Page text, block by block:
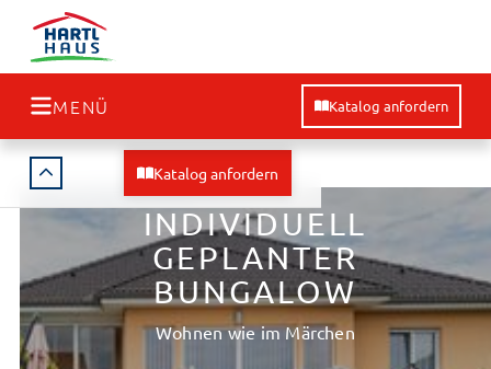
MENÜ Katalog anfordern
Katalog anfordern
INDIVIDUELL
GEPLANTER
BUNGALOW
Wohnen wie im Märchen